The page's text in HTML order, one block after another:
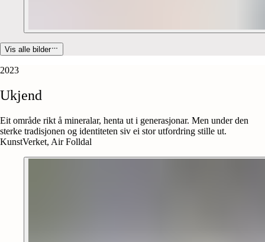
Vis alle bilder
2023
Ukjend
Eit område rikt å mineralar, henta ut i generasjonar. Men under den
sterke tradisjonen og identiteten siv ei stor utfordring stille ut.
KunstVerket, Air Folldal